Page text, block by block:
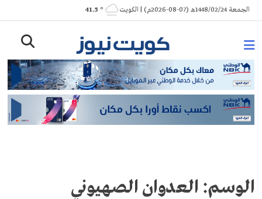
Skip
to
الجمعة 1448/02/24هـ (07-08-2026م) | الكويت ° 41.5
الوسم: العدوان الصهيوني